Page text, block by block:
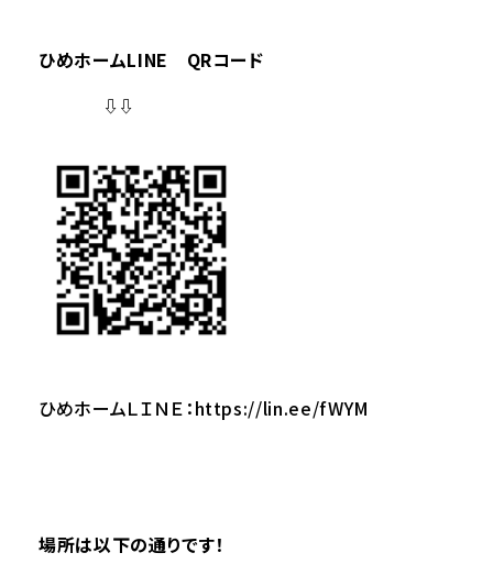
ひめホームLINE QRコード
⇩⇩
ひめホームＬＩＮＥ：https://lin.ee/fWYM
場所は以下の通りです！